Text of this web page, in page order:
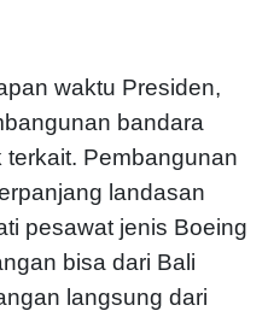
waktu Presiden,
bandara
Pembangunan
landasan
pesawat jenis Boeing
bisa dari Bali
langsung dari